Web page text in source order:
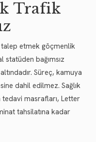
Trafik
talep etmek göçmenlik
bağımsız
Süreç, kamuya
dahil edilmez. Sağlık
masrafları, Letter
tahsilatına kadar